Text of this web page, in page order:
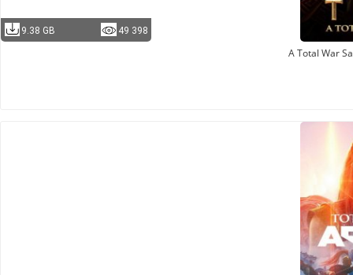
9.38 GB 49 398
A Total War